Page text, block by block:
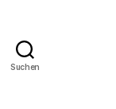
Suchen